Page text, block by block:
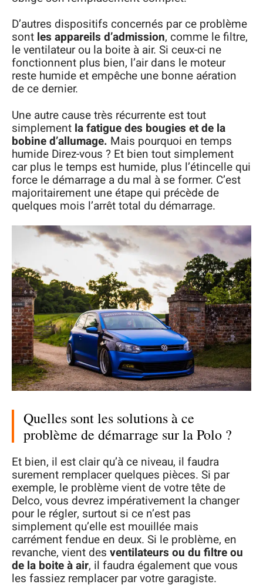
D’autres dispositifs concernés par ce problème
sont les appareils d’admission, comme le filtre,
le ventilateur ou la boite à air. Si ceux-ci ne
fonctionnent plus bien, l’air dans le moteur
reste humide et empêche une bonne aération
de ce dernier.
Une autre cause très récurrente est tout
simplement la fatigue des bougies et de la
bobine d’allumage. Mais pourquoi en temps
humide Direz-vous ? Et bien tout simplement
car plus le temps est humide, plus l’étincelle qui
force le démarrage a du mal à se former. C’est
majoritairement une étape qui précède de
quelques mois l’arrêt total du démarrage.
Quelles sont les solutions à ce
problème de démarrage sur la Polo ?
Et bien, il est clair qu’à ce niveau, il faudra
surement remplacer quelques pièces. Si par
exemple, le problème vient de votre tête de
Delco, vous devrez impérativement la changer
pour le régler, surtout si ce n’est pas
simplement qu’elle est mouillée mais
carrément fendue en deux. Si le problème, en
revanche, vient des ventilateurs ou du filtre ou
de la boite à air, il faudra également que vous
les fassiez remplacer par votre garagiste.